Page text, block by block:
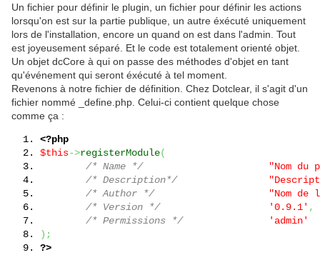
Un fichier pour définir le plugin, un fichier pour définir les actions
lorsqu'on est sur la partie publique, un autre éxécuté uniquement
lors de l'installation, encore un quand on est dans l'admin. Tout
est joyeusement séparé. Et le code est totalement orienté objet.
Un objet dcCore à qui on passe des méthodes d'objet en tant
qu'événement qui seront éxécuté à tel moment.
Revenons à notre fichier de définition. Chez Dotclear, il s'agit d'un
fichier nommé _define.php. Celui-ci contient quelque chose
comme ça :
<?php
$this->registerModule(
/* Name */
"Nom du
/* Description*/
/* Author */
"Nom
/* Version */
'0.9.1' ,
/* Permissions */
'admin'
) ;
?>